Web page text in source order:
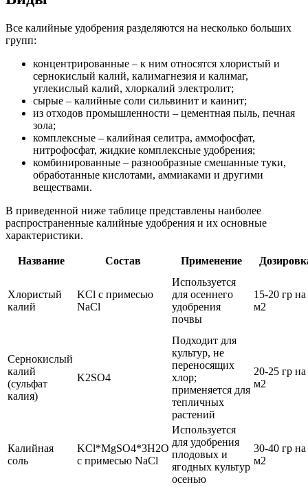
Все калийные удобрения разделяются на несколько больших
групп:
концентрированные – к ним относятся хлористый и
сернокислый калий, калимагнезия и калимаг,
углекислый калий, хлоркалий электролит;
сырые – калийные соли сильвинит и каинит;
из отходов промышленности – цементная пыль, печная
зола;
комплексные – калийная селитра, аммофосфат,
нитрофосфат, жидкие комплексные удобрения;
комбинированные – разнообразные смешанные туки,
обработанные кислотами, аммиаками и другими
веществами.
В приведенной ниже таблице представлены наиболее
распространенные калийные удобрения и их основные
характеристики.
Название Состав Применение
Хлористый
калий
KCl с примесью
NaCl
Используется
для осеннего
удобрения
почвы
15-20 гр на
м2
Сернокислый
калий
(сульфат
калия)
K2SO4
Подходит для
культур, не
переносящих
хлор;
применяется для
тепличных
растений
20-25 гр на
м2
Калийная
соль
KCl*MgSO4*3H2O
с примесью NaCl
Используется
для удобрения
плодовых и
ягодных культур
осенью
30-40 гр на
м2